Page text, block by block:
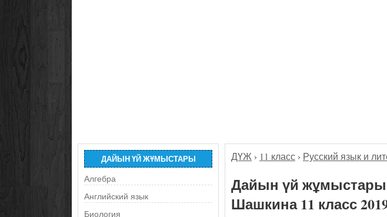
ДАЙЫН ҮЙ ЖҰМЫСТАРЫ
Алгебра
Английский язык
Биология
ДҮЖ › 11 класс › Русский язык и
Дайын үй жұмыстары
Шашкина 11 класс